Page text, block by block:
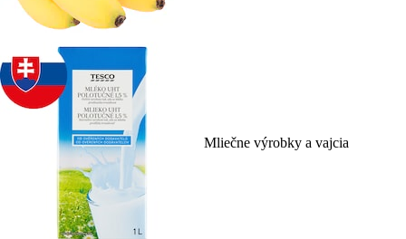
Mliečne výrobky a vajcia